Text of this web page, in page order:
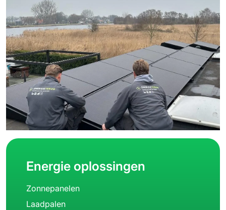
Energie oplossingen
Zonnepanelen
Laadpalen
Titel